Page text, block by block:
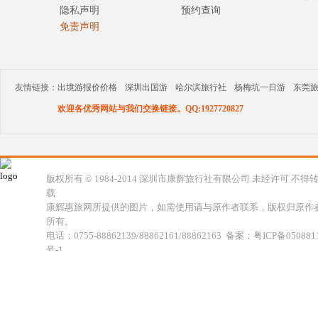
隐私声明
免责声明
预约查询
友情链接： 出境游报价价格 深圳出国游 哈尔滨旅行社 杨梅坑一日游 东莞
欢迎各优秀网站与我们交换链接。QQ:1927720827
版权所有 © 1984-2014 深圳市康辉旅行社有限公司 未经许可 不得转
载
康辉惠旅网所提供的图片，如需使用请与原作者联系，版权归原作
所有。
电话：0755-88862139/88862161/88862163 备案：粤ICP备
号-1